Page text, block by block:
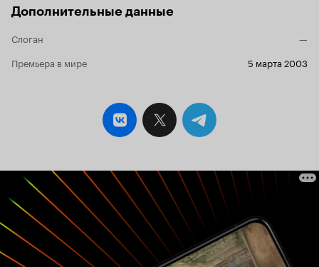
Дополнительные данные
Слоган
—
Премьера в мире
5 марта 2003